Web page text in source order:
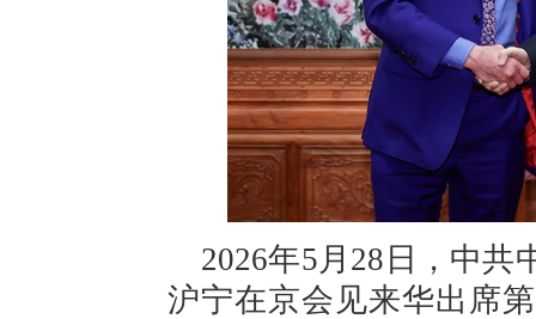
2026年5月28日，中共
沪宁在京会见来华出席